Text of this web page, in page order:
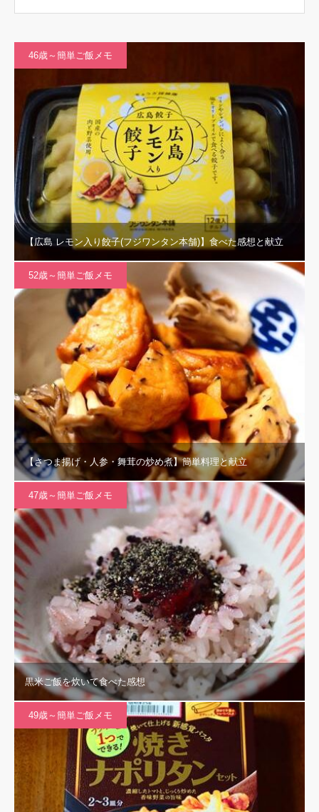
46歳～簡単ご飯メモ
【広島 レモン入り餃子(フジワンタン本舗)】食べた感想と献立
52歳～簡単ご飯メモ
【さつま揚げ・人参・舞茸の炒め煮】簡単料理と献立
47歳～簡単ご飯メモ
黒米ご飯を炊いて食べた感想
49歳～簡単ご飯メモ